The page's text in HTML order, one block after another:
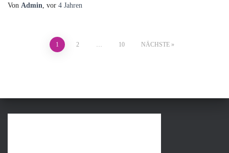
Von Admin, vor 4 Jahren
Beitragsnavigation
1 2 … 10 NÄCHSTE